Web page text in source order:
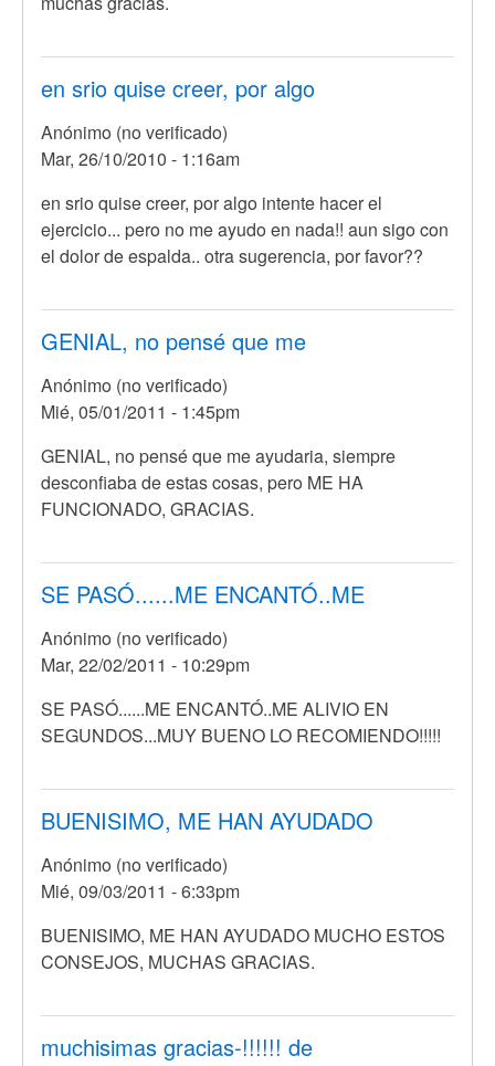
en srio quise creer, por algo
Anónimo (no verificado)
Mar, 26/10/2010 - 1:16am
en srio quise creer, por algo intente hacer el
ejercicio... pero no me ayudo en nada!! aun sigo con
el dolor de espalda.. otra sugerencia, por favor??
GENIAL, no pensé que me
Anónimo (no verificado)
Mié, 05/01/2011 - 1:45pm
GENIAL, no pensé que me ayudaria, siempre
desconfiaba de estas cosas, pero ME HA
FUNCIONADO, GRACIAS.
SE PASÓ......ME ENCANTÓ..ME
Anónimo (no verificado)
Mar, 22/02/2011 - 10:29pm
SE PASÓ......ME ENCANTÓ..ME ALIVIO EN
SEGUNDOS...MUY BUENO LO RECOMIENDO!!!!!
BUENISIMO, ME HAN AYUDADO
Anónimo (no verificado)
Mié, 09/03/2011 - 6:33pm
En
respuesta
SE
PASÓ......ME
BUENISIMO, ME HAN AYUDADO MUCHO ESTOS
CONSEJOS, MUCHAS GRACIAS.
muchisimas gracias-!!!!!! de